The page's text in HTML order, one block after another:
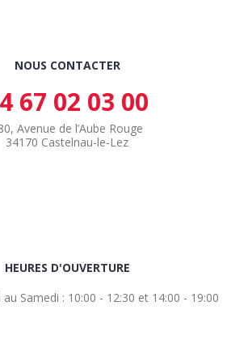
NOUS CONTACTER
67 02 03 00
Avenue de l’Aube Rouge
34170 Castelnau-le-Lez
HEURES D'OUVERTURE
Samedi : 10:00 - 12:30 et 14:00 - 19:00